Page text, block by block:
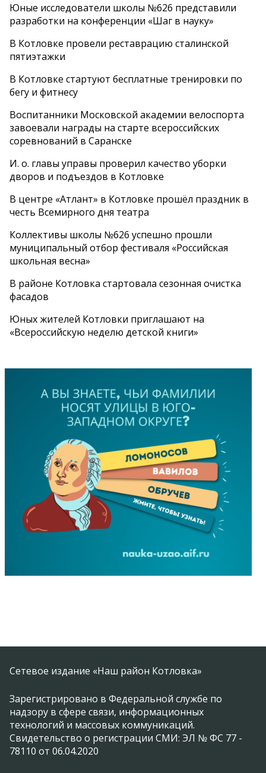
Юные исследователи школы №626 представили
разработки на конференции «Шаг в науку»
В Котловке провели реставрацию сталинской
пятиэтажки
В Котловке стартуют бесплатные тренировки по
бегу и фитнесу
Воспитанники Московской академии велоспорта
завоевали награды на старте всероссийских
соревнований в Саранске
И. о. главы управы проверил качество уборки
дворов и подъездов в Котловке
В центре «Атлант» в Котловке прошёл праздник в
честь Всемирного дня театра
Коллективы школы №626 успешно прошли
муниципальный отбор фестиваля «Российская
школьная весна»
В районе Котловка стартовала сезонная очистка
фасадов
Юных жителей Котловки приглашают на
«Всероссийскую неделю детской книги»
Сетевое издание «Наш район Котловка»
Зарегистрировано в Федеральной службе по
надзору в сфере связи, информационных
технологий и массовых коммуникаций.
Свидетельство о регистрации СМИ: ЭЛ № ФС 77 -
78110 от 06.04.2020